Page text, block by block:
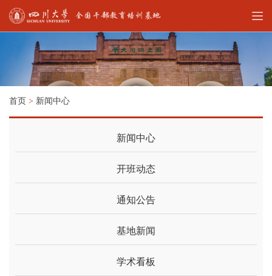
首页 > 新闻中心
新闻中心
开班动态
通知公告
基地新闻
学术看板